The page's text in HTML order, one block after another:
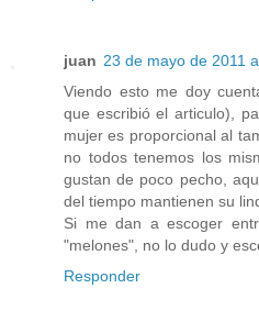
juan 23 de mayo de 2011
Viendo esto me doy
que escribió el articulo),
mujer es proporcional al
no todos tenemos los
gustan de poco pecho,
del tiempo mantienen su
Si me dan a escoger
"melones", no lo dudo y
Responder